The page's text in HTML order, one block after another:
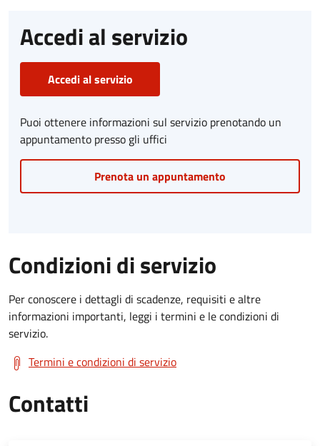
Accedi al servizio
Accedi al servizio
Puoi ottenere informazioni sul servizio prenotando un
appuntamento presso gli uffici
Prenota un appuntamento
Condizioni di servizio
Per conoscere i dettagli di scadenze, requisiti e altre
informazioni importanti, leggi i termini e le condizioni di
servizio.
Termini e condizioni di servizio
Contatti